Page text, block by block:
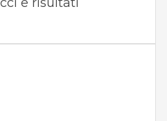
e risultati